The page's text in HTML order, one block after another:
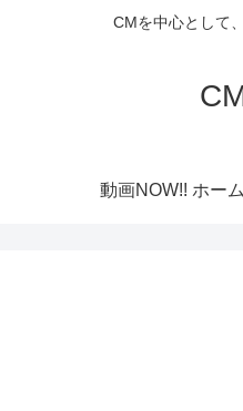
CMを中心として
動画NOW!! ホーム